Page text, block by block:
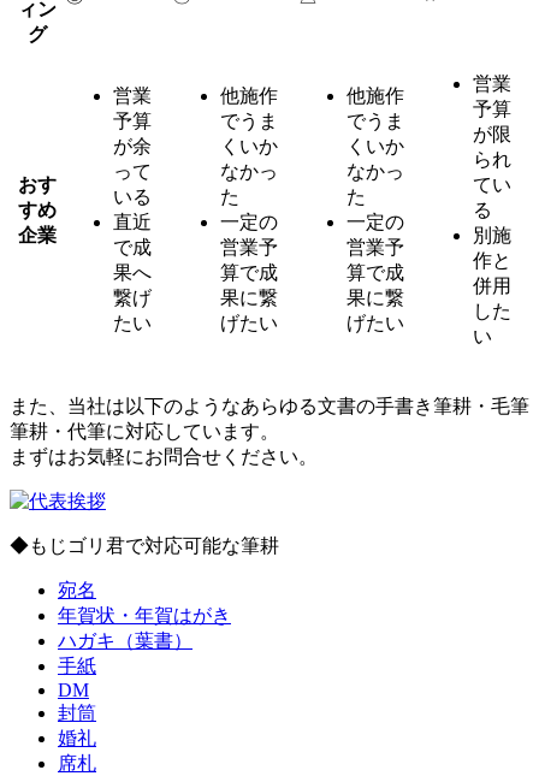
ィン
グ
おす
すめ
企業
営業
予算
が余
って
いる
直近
で成
果へ
繋げ
たい
他施作
でうま
くいか
なかっ
た
一定の
営業予
算で成
果に繋
げたい
他施作
でうま
くいか
なかっ
た
一定の
営業予
算で成
果に繋
げたい
営業
予算
が限
られ
てい
る
別施
作と
併用
した
い
また、当社は以下のようなあらゆる文書の手書き筆耕・毛筆
筆耕・代筆に対応しています。
まずはお気軽にお問合せください。
◆もじゴリ君で対応可能な筆耕
宛名
年賀状・年賀はがき
ハガキ（葉書）
手紙
DM
封筒
婚礼
席札